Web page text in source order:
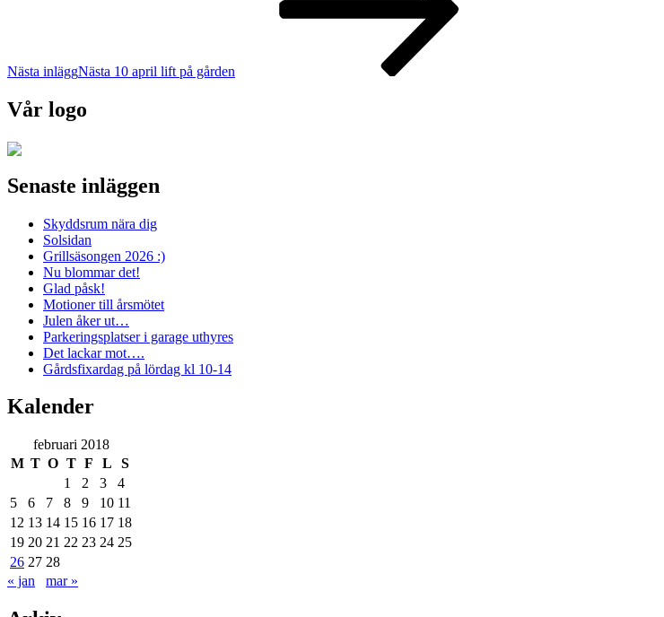
Nästa inläggNästa 10 april lift på gården
Vår logo
Senaste inläggen
Skyddsrum nära dig
Solsidan
Grillsäsongen 2026 :)
Nu blommar det!
Glad påsk!
Motioner till årsmötet
Julen åker ut…
Parkeringsplatser i garage uthyres
Det lackar mot….
Gårdsfixardag på lördag kl 10-14
Kalender
februari 2018
M T O T F L
S
1
2 3
4
5
6 7 8 9 10 11
12 13 14 15 16 17 18
19 20 21 22 23 24 25
26 27 28
« jan
mar »